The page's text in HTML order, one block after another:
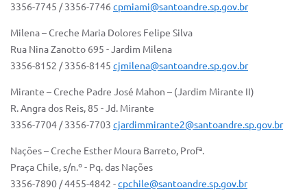
3356-7745 / 3356-7746 cpmiami@santoandre.sp.gov.br
Milena – Creche Maria Dolores Felipe Silva
Rua Nina Zanotto 695 - Jardim Milena
3356-8152 / 3356-8145 cjmilena@santoandre.sp.gov.br
Mirante – Creche Padre José Mahon – (Jardim Mirante II)
R. Angra dos Reis, 85 - Jd. Mirante
3356-7704 / 3356-7703 cjardimmirante2@santoandre.sp.gov.br
Nações – Creche Esther Moura Barreto, Profª.
Praça Chile, s/n.º - Pq. das Nações
3356-7890 / 4455-4842 -cpchile@santoandre.sp.gov.br